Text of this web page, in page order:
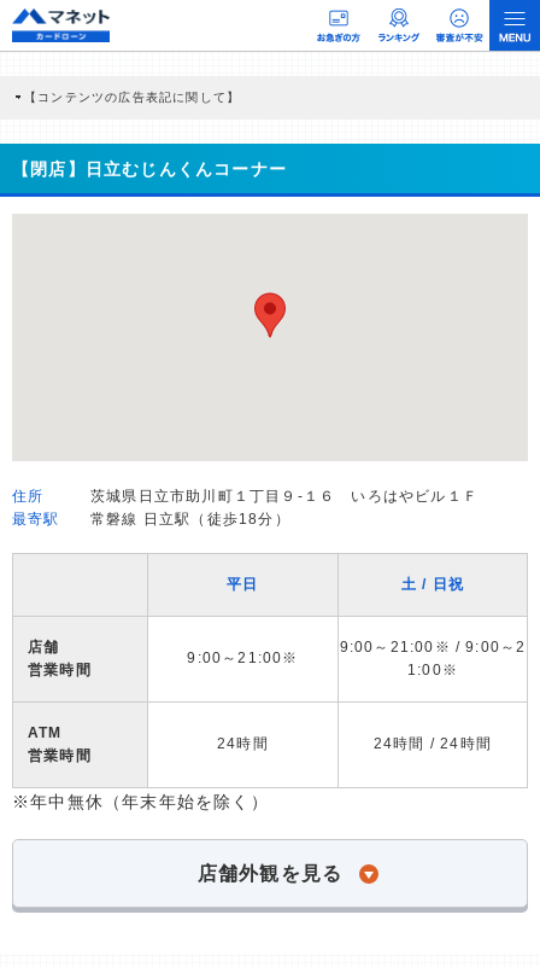
【コンテンツの広告表記に関して】
商品を根拠なくPRするものではなく、当編集部の調査／ユーザーへの口コミ収集な
どに基づき、公平性を担保した情報提供を行っています。
>提携企業一覧
【閉店】日立むじんくんコーナー
住所
茨城県日立市助川町１丁目９-１６ いろはやビル１Ｆ
最寄駅
常磐線 日立駅（徒歩18分）
平日 土 / 日祝
店舗
営業時間
9:00～21:00※
9:00～21:00※ / 9:00～2
1:00※
ATM
営業時間
24時間 24時間 / 24時間
※年中無休（年末年始を除く）
店舗外観を見る